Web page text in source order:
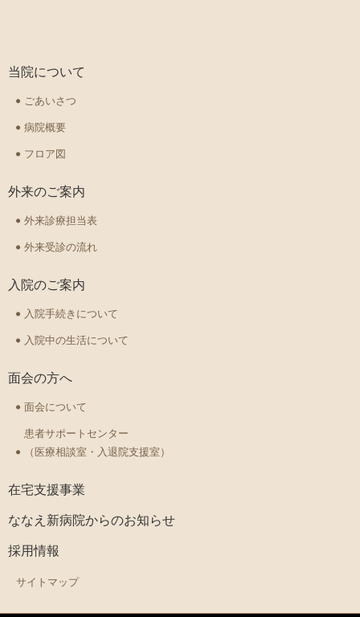
当院について
ごあいさつ
病院概要
フロア図
外来のご案内
外来診療担当表
外来受診の流れ
入院のご案内
入院手続きについて
入院中の生活について
面会の方へ
面会について
患者サポートセンター
（医療相談室・入退院支援室）
在宅支援事業
ななえ新病院からのお知らせ
採用情報
サイトマップ